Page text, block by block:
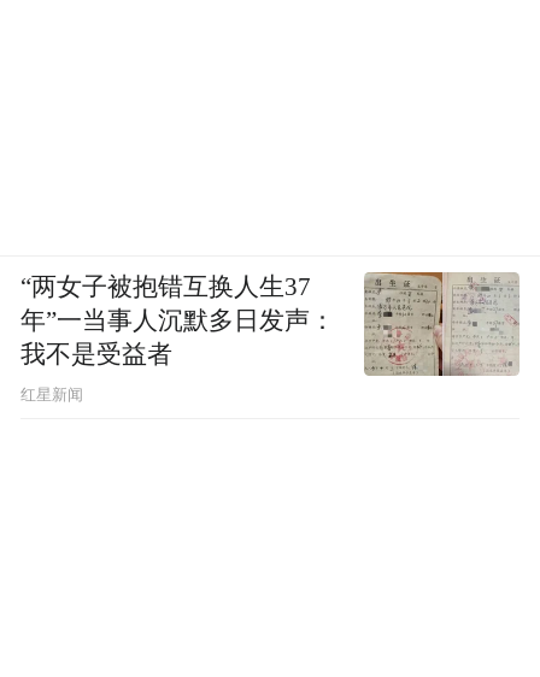
“两女子被抱错互换人生37
年”一当事人沉默多日发声：
我不是受益者
红星新闻